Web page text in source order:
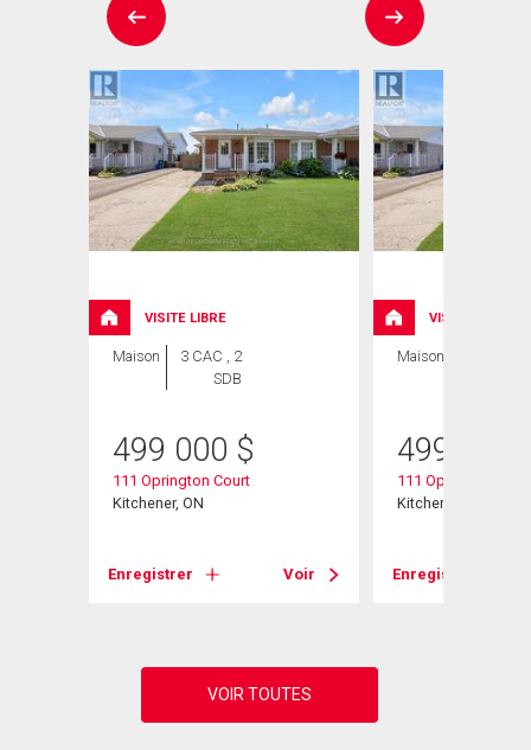
VISITE LIBRE
Maison
3 CAC , 2
SDB
499 000 $
111 Oprington Court
Kitchener, ON
Enregistrer Voir
VISITE LIBRE
Maison
499 000
111 Oprington
Kitchener, ON
Enregistrer